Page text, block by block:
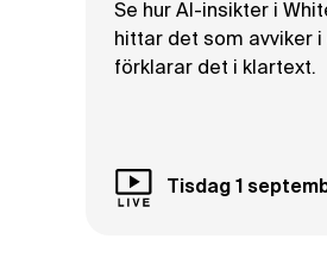
Se hur AI-insikter i
hittar det som avviker
förklarar det i klartext.
Tisdag 1